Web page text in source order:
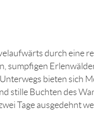
durch eine
sumpfigen
bieten sich
stille Buchten des
Tage ausgedehnt